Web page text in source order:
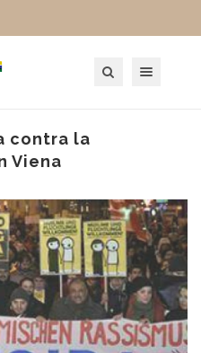
contra la
Viena